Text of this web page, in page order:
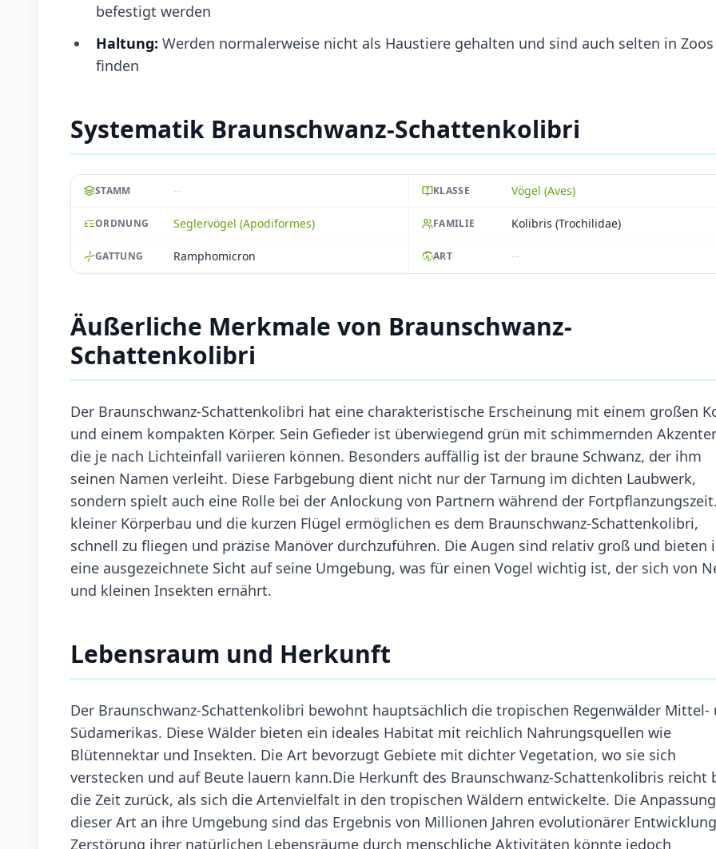
befestigt werden
Haltung: Werden normalerweise nicht als Haustiere gehalten und sind auch selten in Zoos
finden
Systematik Braunschwanz-Schattenkolibri
STAMM -- KLASSE Vögel (Aves)
ORDNUNG Seglervögel (Apodiformes) FAMILIE Kolibris (Trochilidae)
GATTUNG Ramphomicron ART --
Äußerliche Merkmale von Braunschwanz-
Schattenkolibri
Der Braunschwanz-Schattenkolibri hat eine charakteristische Erscheinung mit einem großen
und einem kompakten Körper. Sein Gefieder ist überwiegend grün mit schimmernden
die je nach Lichteinfall variieren können. Besonders auffällig ist der braune Schwanz, der ihm
seinen Namen verleiht. Diese Farbgebung dient nicht nur der Tarnung im dichten Laubwerk,
sondern spielt auch eine Rolle bei der Anlockung von Partnern während der
kleiner Körperbau und die kurzen Flügel ermöglichen es dem Braunschwanz-Schattenkolibri,
schnell zu fliegen und präzise Manöver durchzuführen. Die Augen sind relativ groß und bieten
eine ausgezeichnete Sicht auf seine Umgebung, was für einen Vogel wichtig ist, der sich von
und kleinen Insekten ernährt.
Lebensraum und Herkunft
Der Braunschwanz-Schattenkolibri bewohnt hauptsächlich die tropischen Regenwälder Mittel-
Südamerikas. Diese Wälder bieten ein ideales Habitat mit reichlich Nahrungsquellen wie
Blütennektar und Insekten. Die Art bevorzugt Gebiete mit dichter Vegetation, wo sie sich
verstecken und auf Beute lauern kann.Die Herkunft des Braunschwanz-Schattenkolibris reicht
die Zeit zurück, als sich die Artenvielfalt in den tropischen Wäldern entwickelte. Die
dieser Art an ihre Umgebung sind das Ergebnis von Millionen Jahren evolutionärer
Zerstörung ihrer natürlichen Lebensräume durch menschliche Aktivitäten könnte jedoch